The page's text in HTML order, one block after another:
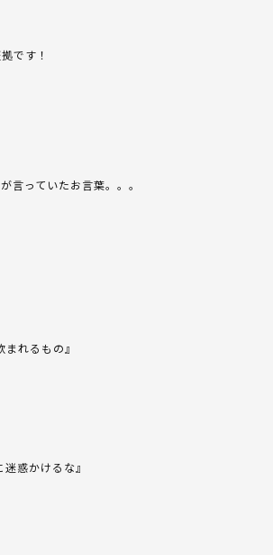
です！
言っていたお言葉。。。
れるもの』
惑かけるな』